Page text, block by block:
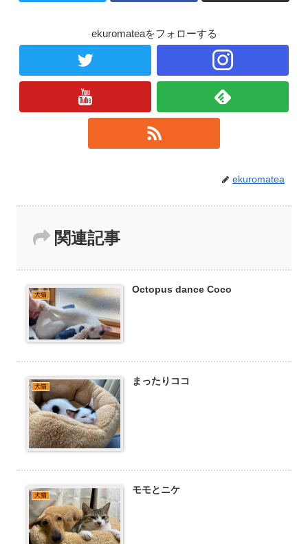
ekuromateaをフォローする
ekuromatea
関連記事
犬猫 Octopus dance Coco
犬猫 まったりココ
犬猫 モモとニケ